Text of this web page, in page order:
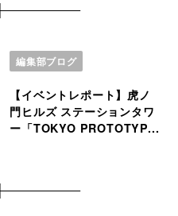
編集部ブログ
【イベントレポート】虎ノ
門ヒルズ ステーションタワ
ー「TOKYO PROTOTYP...